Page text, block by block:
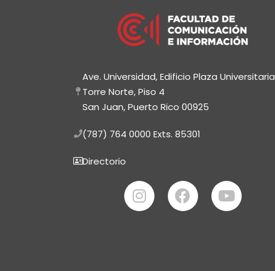
Ave. Universidad, Edificio Plaza Universitaria
Torre Norte, Piso 4
San Juan, Puerto Rico 00925
(787) 764 0000 Exts. 85301
Directorio